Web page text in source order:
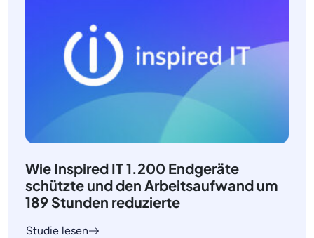
Wie Inspired IT 1.200 Endgeräte
schützte und den Arbeitsaufwand um
189 Stunden reduzierte
Studie lesen